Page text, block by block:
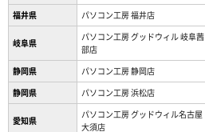
福井県
パソコン工房 福井店
岐阜県
パソコン工房 グッドウィル 岐阜茜
部店
静岡県 パソコン工房 静岡店
静岡県
パソコン工房 浜松店
愛知県
パソコン工房 グッドウィル名古屋
大須店